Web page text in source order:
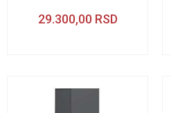
29.300,00 RSD